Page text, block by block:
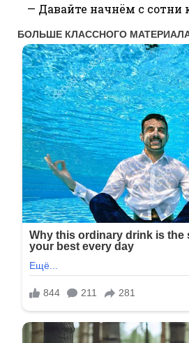
— Давайте начнём с сотни